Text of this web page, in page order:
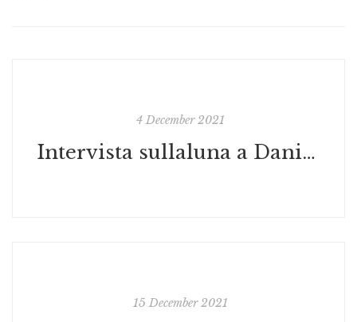
4 December 2021
Intervista sullaluna a Daniele Fior
15 December 2021